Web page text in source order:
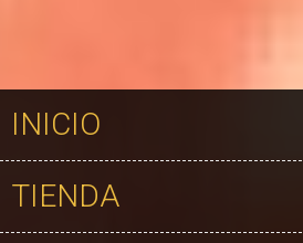
INICIO
TIENDA